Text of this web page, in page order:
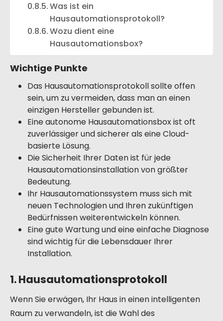
Was ist ein
Hausautomationsprotokoll?
Wozu dient eine
Hausautomationsbox?
Wichtige Punkte
Das Hausautomationsprotokoll sollte offen
sein, um zu vermeiden, dass man an einen
einzigen Hersteller gebunden ist.
Eine autonome Hausautomationsbox ist oft
zuverlässiger und sicherer als eine Cloud-
basierte Lösung.
Die Sicherheit Ihrer Daten ist für jede
Hausautomationsinstallation von größter
Bedeutung.
Ihr Hausautomationssystem muss sich mit
neuen Technologien und Ihren zukünftigen
Bedürfnissen weiterentwickeln können.
Eine gute Wartung und eine einfache Diagnose
sind wichtig für die Lebensdauer Ihrer
Installation.
1. Hausautomationsprotokoll
Wenn Sie erwägen, Ihr Haus in einen intelligenten
Raum zu verwandeln, ist die Wahl des